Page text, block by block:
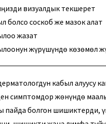
визуалдык текшерет
болсо соскоб же мазок алат
жазат
жүрүшүндө көзөмөл
кабыл алуусу
симптомдор жөнүндө
пайда болгон шишиктерди,